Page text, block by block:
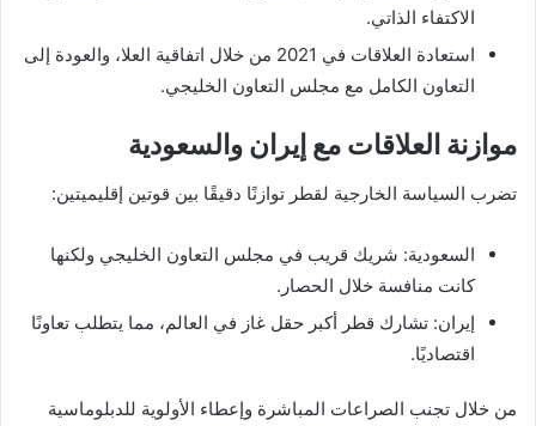
الاكتفاء الذاتي.
استعادة العلاقات في 2021 من خلال اتفاقية العلا، والعودة إلى
التعاون الكامل مع مجلس التعاون الخليجي.
موازنة العلاقات مع إيران والسعودية
تضرب السياسة الخارجية لقطر توازنًا دقيقًا بين قوتين إقليميتين:
السعودية: شريك قريب في مجلس التعاون الخليجي ولكنها
كانت منافسة خلال الحصار.
إيران: تشارك قطر أكبر حقل غاز في العالم، مما يتطلب تعاونًا
اقتصاديًا.
من خلال تجنب الصراعات المباشرة وإعطاء الأولوية للدبلوماسية